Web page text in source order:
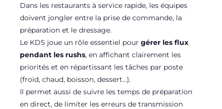
Dans les restaurants à service rapide, les équipes
doivent jongler entre la prise de commande, la
préparation et le dressage.
Le KDS joue un rôle essentiel pourgérer les flux
pendant les rushs, en affichant clairement les
priorités et en répartissant les tâches par poste
(froid, chaud, boisson, dessert…).
Il permet aussi de suivre les temps de préparation
en direct, de limiter les erreurs de transmission